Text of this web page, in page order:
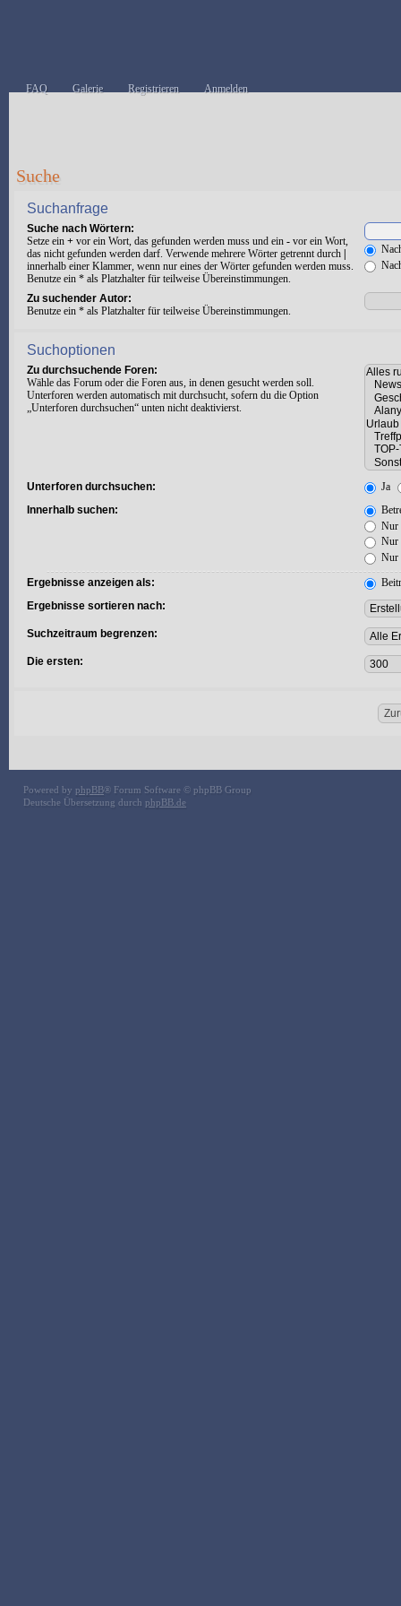
FAQ Galerie Registrieren Anmelden
Suche
Suchanfrage
Suche nach Wörtern:
Setze ein + vor ein Wort, das gefunden werden muss und ein - vor ein Wort,
das nicht gefunden werden darf. Verwende mehrere Wörter getrennt durch
innerhalb einer Klammer, wenn nur eines der Wörter gefunden werden muss.
Benutze ein * als Platzhalter für teilweise Übereinstimmungen.
Zu suchender Autor:
Benutze ein * als Platzhalter für teilweise Übereinstimmungen.
Suchoptionen
Zu durchsuchende Foren:
Wähle das Forum oder die Foren aus, in denen gesucht werden soll.
Unterforen werden automatisch mit durchsucht, sofern du die Option
„Unterforen durchsuchen“ unten nicht deaktivierst.
Unterforen durchsuchen:
Ja
Innerhalb suchen:
Nur
Nur
Nur
Ergebnisse anzeigen als:
Ergebnisse sortieren nach:
Suchzeitraum begrenzen:
Die ersten:
Powered by phpBB® Forum Software © phpBB Group
Deutsche Übersetzung durch phpBB.de